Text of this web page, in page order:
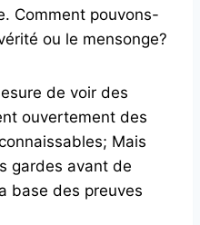
Comment pouvons-
ou le mensonge?
de voir des
ouvertement des
Mais
gardes avant de
base des preuves